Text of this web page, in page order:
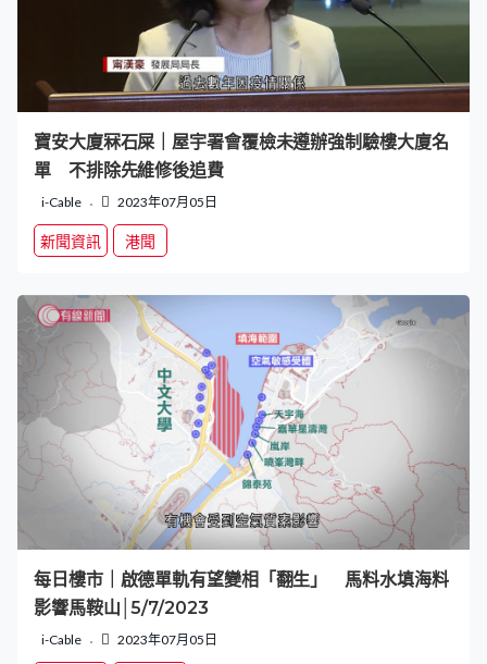
寶安大廈冧石屎｜屋宇署會覆檢未遵辦強制驗樓大廈名
單 不排除先維修後追費
i-Cable 2023年07月05日
新聞資訊 港聞
每日樓市｜啟德單軌有望變相「翻生」 馬料水填海料
影響馬鞍山│5/7/2023
i-Cable 2023年07月05日